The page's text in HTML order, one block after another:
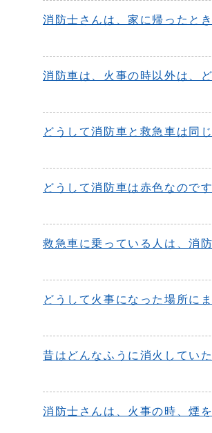
消防士さんは、家に帰ったと
消防車は、火事の時以外は、
どうして消防車と救急車は同
どうして消防車は赤色なので
救急車に乗っている人は、消
どうして火事になった場所に
昔はどんなふうに消火してい
消防士さんは、火事の時、煙